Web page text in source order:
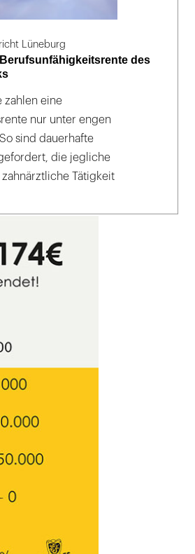
Lüneburg
des
zahlen eine
nur unter engen
sind dauerhafte
die jegliche
Tätigkeit